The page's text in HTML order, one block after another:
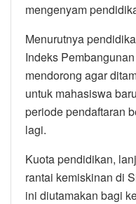
mengenyam
Menurutnya
Indeks
mendorong agar
untuk mahasiswa
periode pendaftaran
lagi.
Kuota pendidikan,
rantai kemiskinan di
ini diutamakan bagi